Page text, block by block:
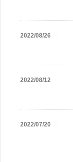
2022/08/26
2022/08/12
2022/07/20